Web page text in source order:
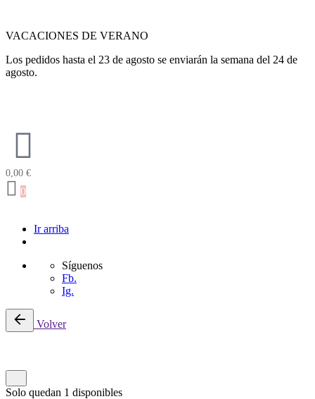
VACACIONES DE VERANO
Los pedidos hasta el 23 de agosto se enviarán la semana del 24 de
agosto.
0,00 €
0
Ir arriba
Síguenos
Fb.
Ig.
Volver
Solo quedan 1 disponibles